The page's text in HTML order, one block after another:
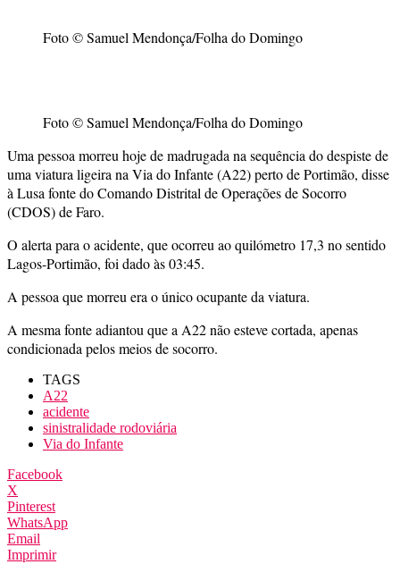
Foto © Samuel Mendonça/Folha do Domingo
Foto © Samuel Mendonça/Folha do Domingo
Uma pessoa morreu hoje de madrugada na sequência do despiste de
uma viatura ligeira na Via do Infante (A22) perto de Portimão, disse
à Lusa fonte do Comando Distrital de Operações de Socorro
(CDOS) de Faro.
O alerta para o acidente, que ocorreu ao quilómetro 17,3 no sentido
Lagos-Portimão, foi dado às 03:45.
A pessoa que morreu era o único ocupante da viatura.
A mesma fonte adiantou que a A22 não esteve cortada, apenas
condicionada pelos meios de socorro.
TAGS
A22
acidente
sinistralidade rodoviária
Via do Infante
Facebook
X
Pinterest
WhatsApp
Email
Imprimir